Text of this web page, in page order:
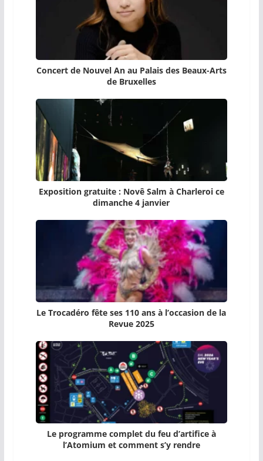
Concert de Nouvel An au Palais des Beaux-Arts
de Bruxelles
Exposition gratuite : Novê Salm à Charleroi ce
dimanche 4 janvier
Le Trocadéro fête ses 110 ans à l’occasion de la
Revue 2025
Le programme complet du feu d’artifice à
l’Atomium et comment s’y rendre